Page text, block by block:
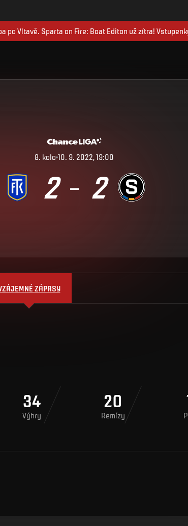
po Vltavě. Sparta on Fire: Boat Editon už zítra!
8. kolo 10. 9. 2022, 19:00
2 – 2
ZÁPASY
34
Výhry
20
Remízy